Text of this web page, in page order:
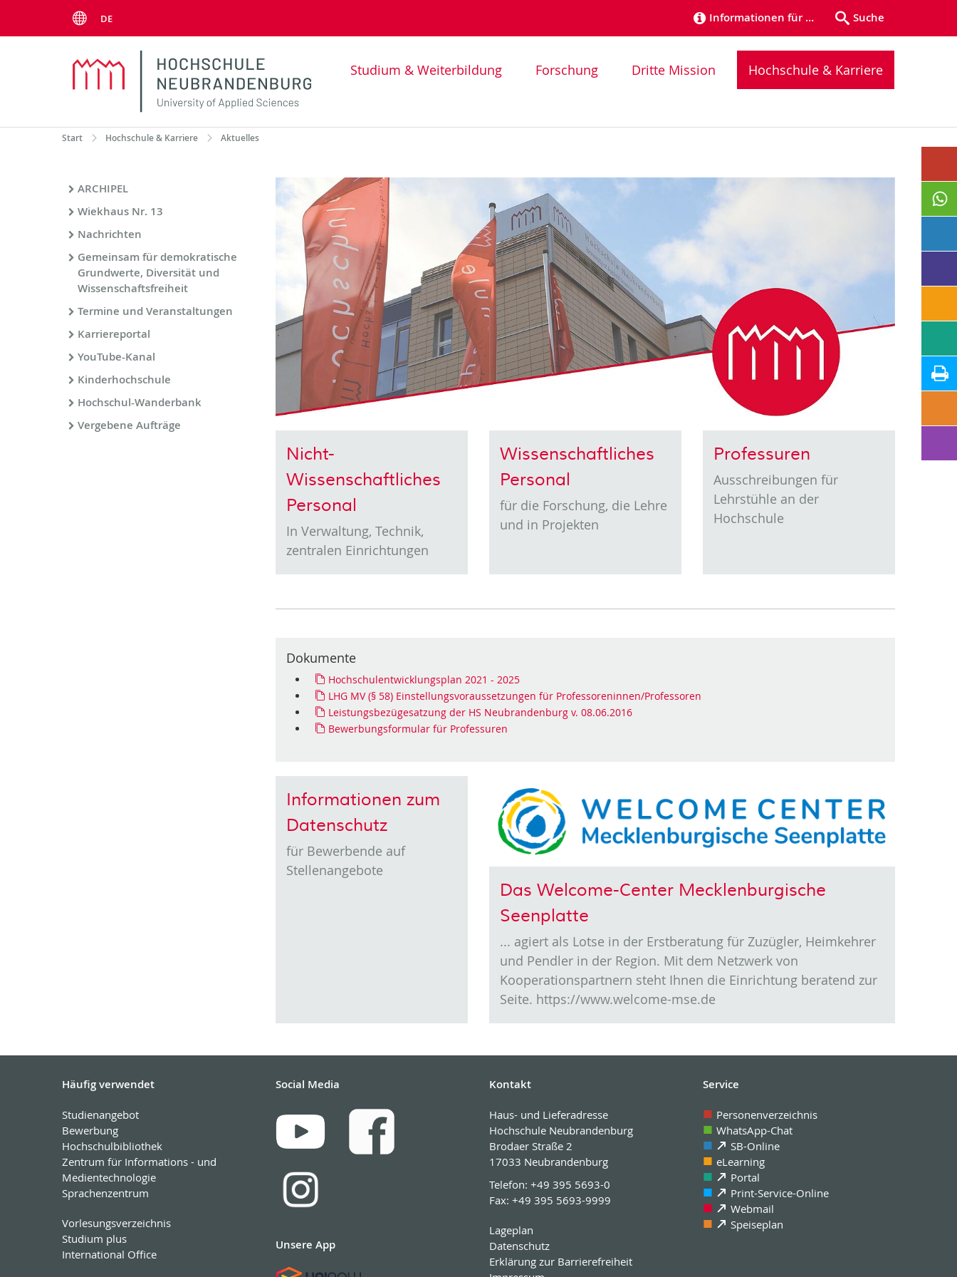
DE Informationen für … Suche
Studium & Weiterbildung Forschung Dritte Mission Hochschule & Karriere
Start Hochschule & Karriere Aktuelles
ARCHIPEL
Wiekhaus Nr. 13
Nachrichten
Gemeinsam für demokratische
Grundwerte, Diversität und
Wissenschaftsfreiheit
Termine und Veranstaltungen
Karriereportal
YouTube-Kanal
Kinderhochschule
Hochschul-Wanderbank
Vergebene Aufträge
Nicht-
Wissenschaftliches
Personal
In Verwaltung, Technik,
zentralen Einrichtungen
Wissenschaftliches
Personal
für die Forschung, die Lehre
und in Projekten
Professuren
Ausschreibungen für
Lehrstühle an der
Hochschule
Dokumente
Hochschulentwicklungsplan 2021 - 2025
LHG MV (§ 58) Einstellungsvoraussetzungen für Professoreninnen/Professoren
Leistungsbezügesatzung der HS Neubrandenburg v. 08.06.2016
Bewerbungsformular für Professuren
Informationen zum
Datenschutz
für Bewerbende auf
Stellenangebote
Das Welcome-Center Mecklenburgische
Seenplatte
... agiert als Lotse in der Erstberatung für Zuzügler, Heimkehrer
und Pendler in der Region. Mit dem Netzwerk von
Kooperationspartnern steht Ihnen die Einrichtung beratend zur
Seite. https://www.welcome-mse.de
Häufig verwendet
Studienangebot
Bewerbung
Hochschulbibliothek
Zentrum für Informations - und
Medientechnologie
Sprachenzentrum
Vorlesungsverzeichnis
Studium plus
International Office
Social Media
Unsere App
Kontakt
Haus- und Lieferadresse
Hochschule Neubrandenburg
Brodaer Straße 2
17033 Neubrandenburg
Telefon: +49 395 5693-0
Fax: +49 395 5693-9999
Lageplan
Datenschutz
Erklärung zur Barrierefreiheit
Service
Personenverzeichnis
WhatsApp-Chat
SB-Online
eLearning
Portal
Print-Service-Online
Webmail
Speiseplan